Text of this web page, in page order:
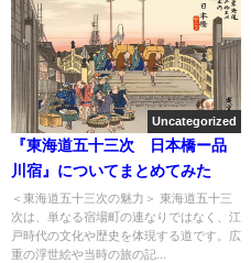
Uncategorized
『東海道五十三次 日本橋ー品
川宿』についてまとめてみた
＜東海道五十三次の魅力＞ 東海道五十三
次は、単なる宿場町の連なりではなく、江
戸時代の文化や歴史を体現する道です。広
重の浮世絵や当時の旅の記...